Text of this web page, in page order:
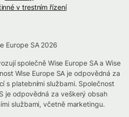
v trestním řízení
Europe SA 2026
společně Wise Europe SA a Wise
Wise Europe SA je odpovědná za
s platebními službami. Společnost
je odpovědná za veškerý obsah
službami, včetně marketingu.